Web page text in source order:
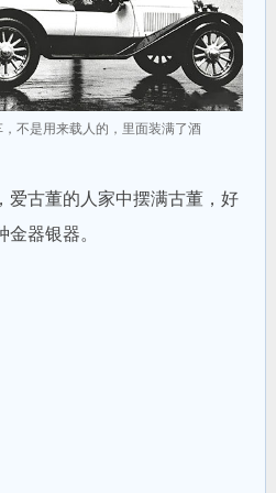
不是用来载人的，里面装满了酒
爱古董的人家中摆满古董，好
器银器。